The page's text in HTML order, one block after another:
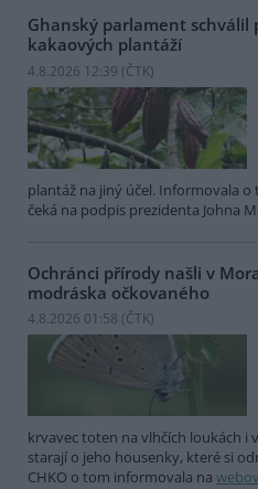
Ghanský parlament schválil
kakaových plantáží
4.8.2026 12:39 (ČTK)
plantáž na jiný účel. Informovala
čeká na podpis prezidenta Johna
Ochránci přírody našli v
modráska očkovaného
4.8.2026 01:58 (ČTK)
krvavec toten na vlhčích loukách i
starají o jeho housenky, které si
CHKO o tom informovala na